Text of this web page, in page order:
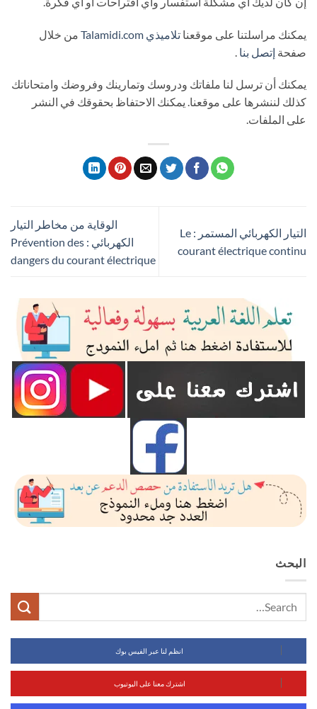
يمكنك مراسلتنا على موقعنا تلاميذي Talamidi.com من خلال
صفحة إتصل بنا
يمكنك أن ترسل لنا ملفاتك ودروسك وتمارينك وفروضك وامتحاناتك
كذلك لننشرها على موقعنا. يمكنك الاحتفاظ بحقوقك في النشر
على الملفات.
التيار الكهربائي المستمر : Le
courant électrique continu
الوقاية من مخاطر التيار
الكهربائي : Prévention des
dangers du courant électrique
البحث
انظم لنا عبر الفيس بوك
اشترك معنا على اليوتيوب